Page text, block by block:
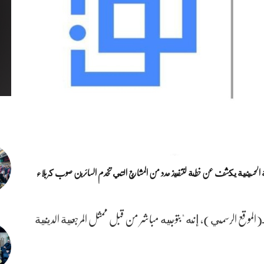
الرسمي)، إنه "بتوجيه مباشر من قبل ممثل المرجعية الدينية